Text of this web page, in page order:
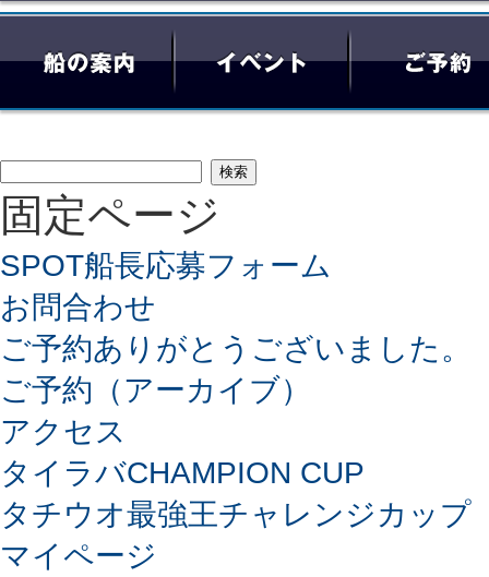
検
索:
固定ページ
SPOT船長応募フォーム
お問合わせ
ご予約ありがとうございました。
ご予約（アーカイブ）
アクセス
タイラバCHAMPION CUP
タチウオ最強王チャレンジカップ
マイページ